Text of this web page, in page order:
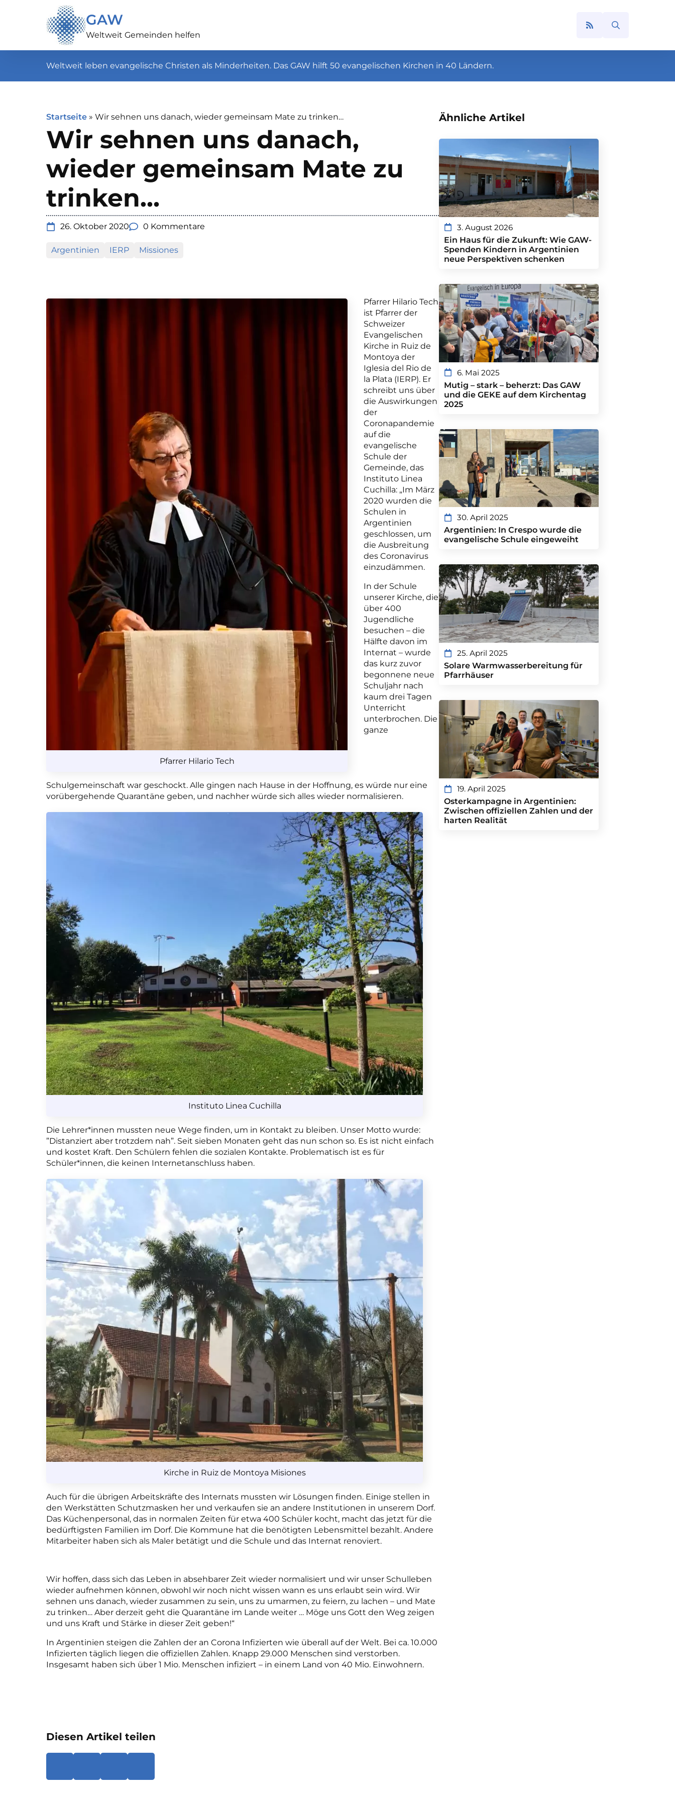
GAW
Weltweit Gemeinden helfen
Weltweit leben evangelische Christen als Minderheiten. Das GAW hilft 50 evangelischen Kirchen in 40 Ländern.
Startseite » Wir sehnen uns danach, wieder gemeinsam Mate zu trinken…
Wir sehnen uns danach,
wieder gemeinsam Mate zu
trinken…
26. Oktober 2020 0 Kommentare
Argentinien IERP Missiones
Pfarrer Hilario Tech
Pfarrer Hilario Tech
ist Pfarrer der
Schweizer
Evangelischen
Kirche in Ruiz de
Montoya der
Iglesia del Rio de
la Plata (IERP). Er
schreibt uns über
die Auswirkungen
der
Coronapandemie
auf die
evangelische
Schule der
Gemeinde, das
Instituto Linea
Cuchilla: „Im März
2020 wurden die
Schulen in
Argentinien
geschlossen, um
die Ausbreitung
des Coronavirus
einzudämmen.
In der Schule
unserer Kirche, die
über 400
Jugendliche
besuchen – die
Hälfte davon im
Internat – wurde
das kurz zuvor
begonnene neue
Schuljahr nach
kaum drei Tagen
Unterricht
unterbrochen. Die
ganze
Schulgemeinschaft war geschockt. Alle gingen nach Hause in der Hoffnung, es würde nur eine
vorübergehende Quarantäne geben, und nachher würde sich alles wieder normalisieren.
Instituto Linea Cuchilla
Die Lehrer*innen mussten neue Wege finden, um in Kontakt zu bleiben. Unser Motto wurde:
”Distanziert aber trotzdem nah”. Seit sieben Monaten geht das nun schon so. Es ist nicht einfach
und kostet Kraft. Den Schülern fehlen die sozialen Kontakte. Problematisch ist es für
Schüler*innen, die keinen Internetanschluss haben.
Kirche in Ruiz de Montoya Misiones
Auch für die übrigen Arbeitskräfte des Internats mussten wir Lösungen finden. Einige stellen in
den Werkstätten Schutzmasken her und verkaufen sie an andere Institutionen in unserem Dorf.
Das Küchenpersonal, das in normalen Zeiten für etwa 400 Schüler kocht, macht das jetzt für die
bedürftigsten Familien im Dorf. Die Kommune hat die benötigten Lebensmittel bezahlt. Andere
Mitarbeiter haben sich als Maler betätigt und die Schule und das Internat renoviert.
Wir hoffen, dass sich das Leben in absehbarer Zeit wieder normalisiert und wir unser Schulleben
wieder aufnehmen können, obwohl wir noch nicht wissen wann es uns erlaubt sein wird. Wir
sehnen uns danach, wieder zusammen zu sein, uns zu umarmen, zu feiern, zu lachen – und Mate
zu trinken… Aber derzeit geht die Quarantäne im Lande weiter … Möge uns Gott den Weg zeigen
und uns Kraft und Stärke in dieser Zeit geben!“
In Argentinien steigen die Zahlen der an Corona Infizierten wie überall auf der Welt. Bei ca. 10.000
Infizierten täglich liegen die offiziellen Zahlen. Knapp 29.000 Menschen sind verstorben.
Insgesamt haben sich über 1 Mio. Menschen infiziert – in einem Land von 40 Mio. Einwohnern.
Diesen Artikel teilen
Ähnliche Artikel
3. August 2026
Ein Haus für die Zukunft: Wie GAW-
Spenden Kindern in Argentinien
neue Perspektiven schenken
6. Mai 2025
Mutig – stark – beherzt: Das GAW
und die GEKE auf dem Kirchentag
2025
30. April 2025
Argentinien: In Crespo wurde die
evangelische Schule eingeweiht
25. April 2025
Solare Warmwasserbereitung für
Pfarrhäuser
19. April 2025
Osterkampagne in Argentinien:
Zwischen offiziellen Zahlen und der
harten Realität